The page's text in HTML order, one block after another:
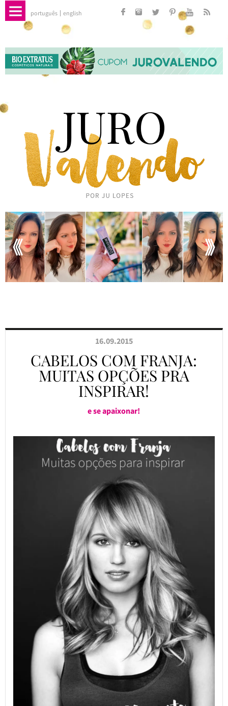
português english
16.09.2015
CABELOS COM FRANJA:
MUITAS OPÇÕES PRA
INSPIRAR!
e se apaixonar!